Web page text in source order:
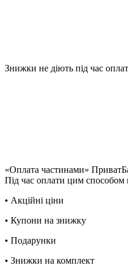
Знижки не діють під час
«Оплата частинами»
Під час оплати цим способом
• Акційні ціни
• Купони на знижку
• Подарунки
• Знижки на комплект